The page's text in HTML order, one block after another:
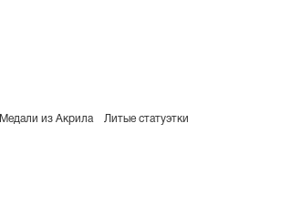
Медали из Акрила Литые статуэтки